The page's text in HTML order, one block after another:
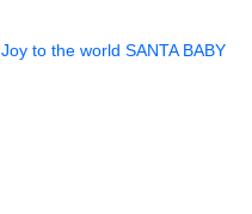
Joy to the world SANTA BABY